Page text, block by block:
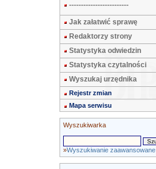
-------------------------
Jak załatwić sprawę
Redaktorzy strony
Statystyka odwiedzin
Statystyka czytalności
Wyszukaj urzędnika
Rejestr zmian
Mapa serwisu
Wyszukiwarka
»Wyszukiwanie zaawansowane